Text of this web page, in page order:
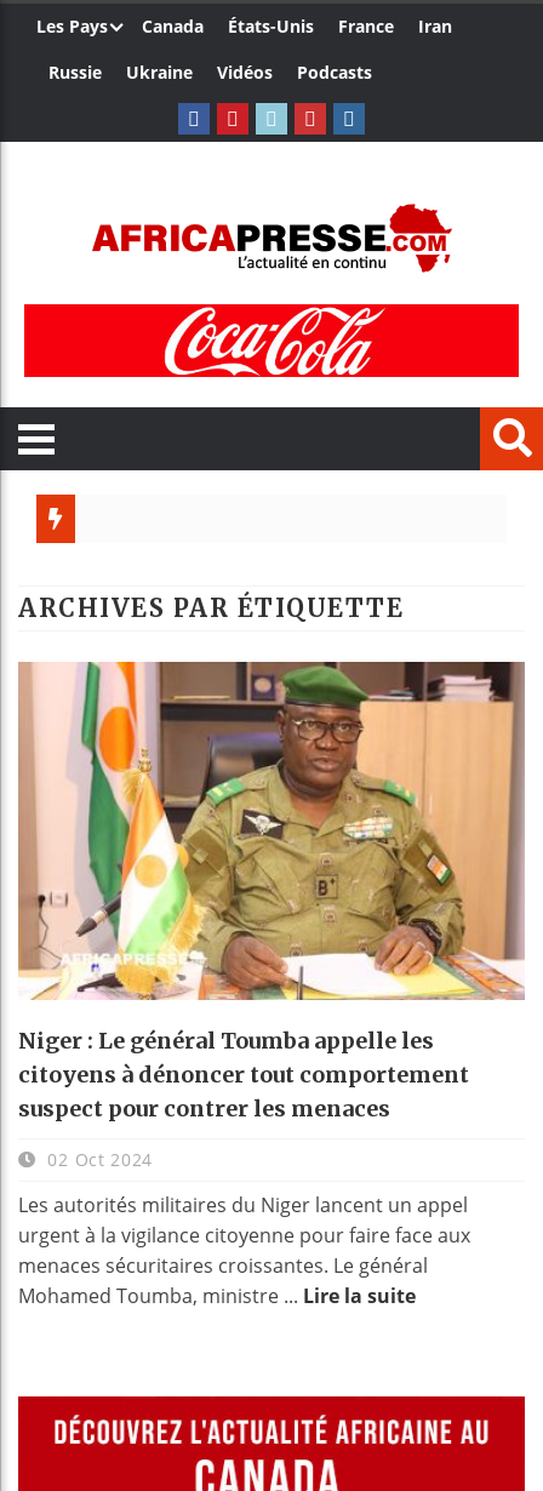
Les Pays Canada États-Unis France
Iran
Russie
Ukraine Vidéos Podcasts
ARCHIVES PAR ÉTIQUETTE
Niger : Le général Toumba appelle les
citoyens à dénoncer tout comportement
suspect pour contrer les menaces
02 Oct 2024
Les autorités militaires du Niger lancent un appel
urgent à la vigilance citoyenne pour faire face aux
menaces sécuritaires croissantes. Le général
Mohamed Toumba, ministre ... Lire la suite